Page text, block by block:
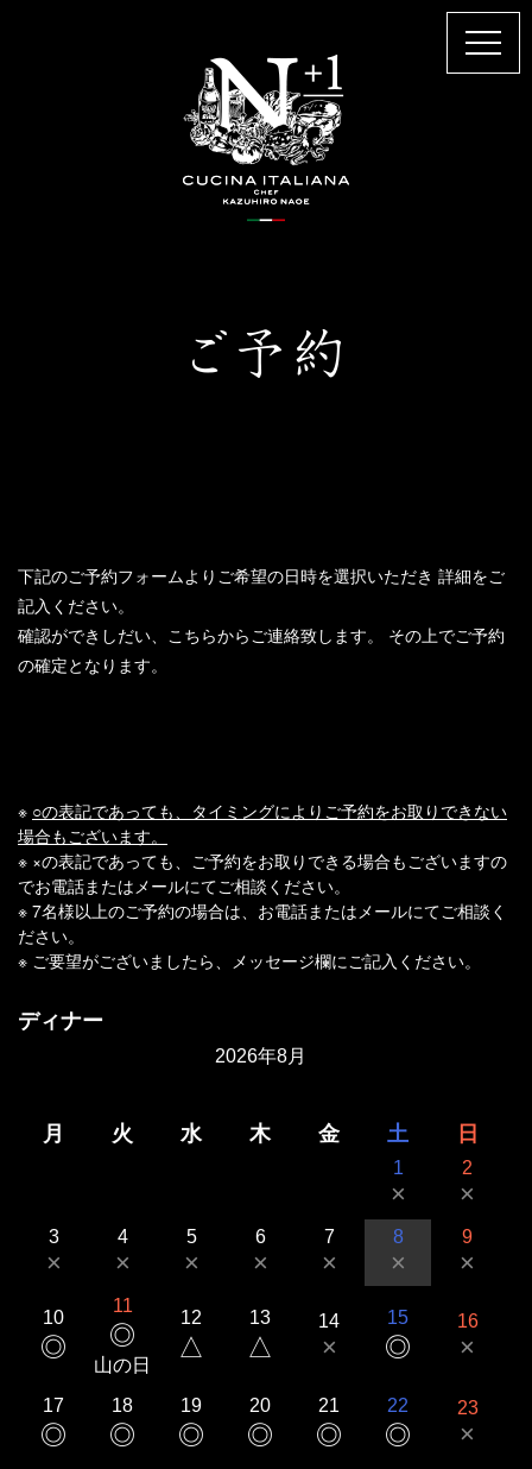
下記のご予約フォームよりご希望の日時を選択いただき 詳細をご
記入ください。
確認ができしだい、こちらからご連絡致します。
その上でご予約
の確定となります。
※ ○の表記であっても、タイミングによりご予約をお取りできない
場合もございます。
※ ×の表記であっても、ご予約をお取りできる場合もございますの
でお電話またはメールにてご相談ください。
※ 7名様以上のご予約の場合は、お電話またはメールにてご相談く
ださい。
※ ご要望がございましたら、メッセージ欄にご記入ください。
ディナー
2026年8月
月 火 水 木 金 土 日
1
×
2
×
3
×
4
×
5
×
6
×
7
×
8
×
9
×
10
◎
11
◎
山の日
12
△
13
△
14
×
15
◎
16
×
17
◎
18
◎
19
◎
20
◎
21
◎
22
◎
23
×